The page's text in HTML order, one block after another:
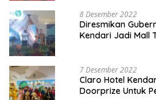
8 Desember 2022
Diresmikan
Kendari Jadi Mall
7 Desember 2022
Claro Hotel
Doorprize Untuk